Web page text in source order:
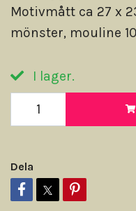
Motivmått ca 27 x
mönster, mouline
I lager.
Dela